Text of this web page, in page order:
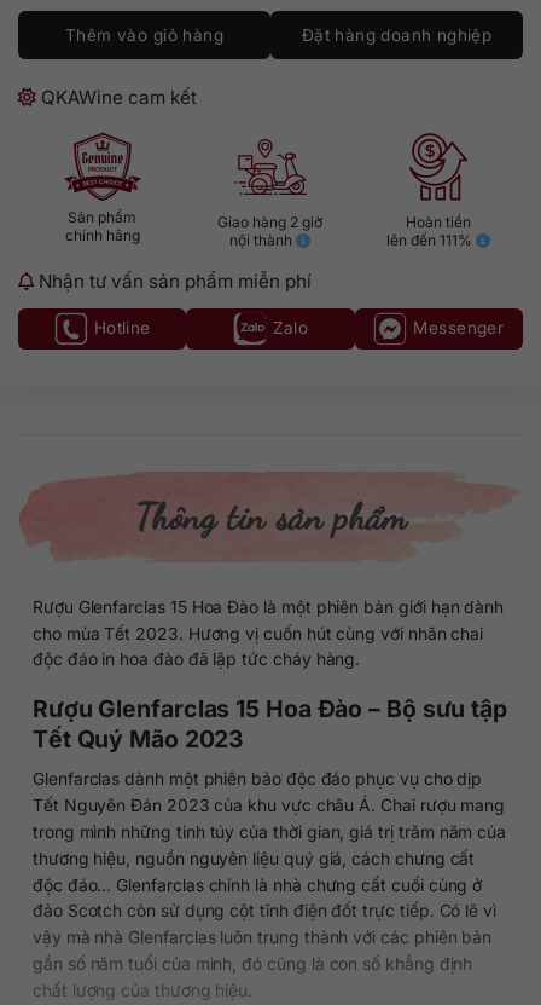
Thêm vào giỏ hàng Đặt hàng doanh nghiệp
QKAWine cam kết
Sản phẩm
chính hãng
Giao hàng 2 giờ
nội thành
Hoàn tiền
lên đến 111%
Nhận tư vấn sản phẩm miễn phí
Hotline Zalo Messenger
Thông tin sản phẩm
Rượu Glenfarclas 15 Hoa Đào là một phiên bản giới hạn dành
cho mùa Tết 2023. Hương vị cuốn hút cùng với nhãn chai
độc đáo in hoa đào đã lập tức cháy hàng.
Rượu Glenfarclas 15 Hoa Đào – Bộ sưu tập
Tết Quý Mão 2023
Glenfarclas dành một phiên bảo độc đáo phục vụ cho dịp
Tết Nguyên Đán 2023 của khu vực châu Á. Chai rượu mang
trong mình những tinh túy của thời gian, giá trị trăm năm của
thương hiệu, nguồn nguyên liệu quý giá, cách chưng cất
độc đáo… Glenfarclas chính là nhà chưng cất cuối cùng ở
đảo Scotch còn sử dụng cột tĩnh điện đốt trực tiếp. Có lẽ vì
vậy mà nhà Glenfarclas luôn trung thành với các phiên bản
gắn số năm tuổi của mình, đó cũng là con số khẳng định
chất lượng của thương hiệu.